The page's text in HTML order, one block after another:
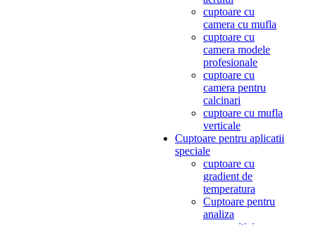
cuptoare cu
camera cu mufla
cuptoare cu
camera modele
profesionale
cuptoare cu
camera pentru
calcinari
cuptoare cu mufla
verticale
Cuptoare pentru aplicatii
speciale
cuptoare cu
gradient de
temperatura
Cuptoare pentru
analiza